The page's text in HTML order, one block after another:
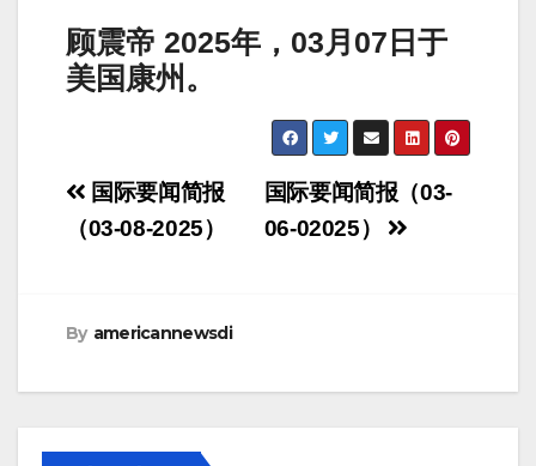
顾震帝 2025年，03月07日于
美国康州。
Post
navigation
国际要闻简报（03-
06-02025）
国际要闻简报
（03-08-2025）
By americannewsdi